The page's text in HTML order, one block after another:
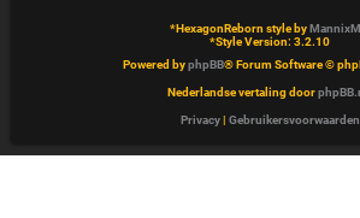
*HexagonReborn style by
*Style Version: 3.2.10
Powered byphpBB® Forum Software ©
Nederlandse vertaling door
Privacy| Gebruikersvoorwaarden